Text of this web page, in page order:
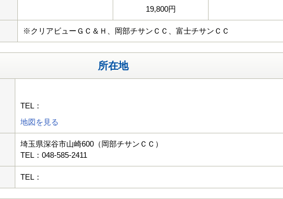
19,800円
※クリアビューＧＣ＆Ｈ、岡部チサンＣＣ、富士チサンＣＣ
所在地
TEL：
地図を見る
埼玉県深谷市山崎600（岡部チサンＣＣ）
TEL：048-585-2411
TEL：